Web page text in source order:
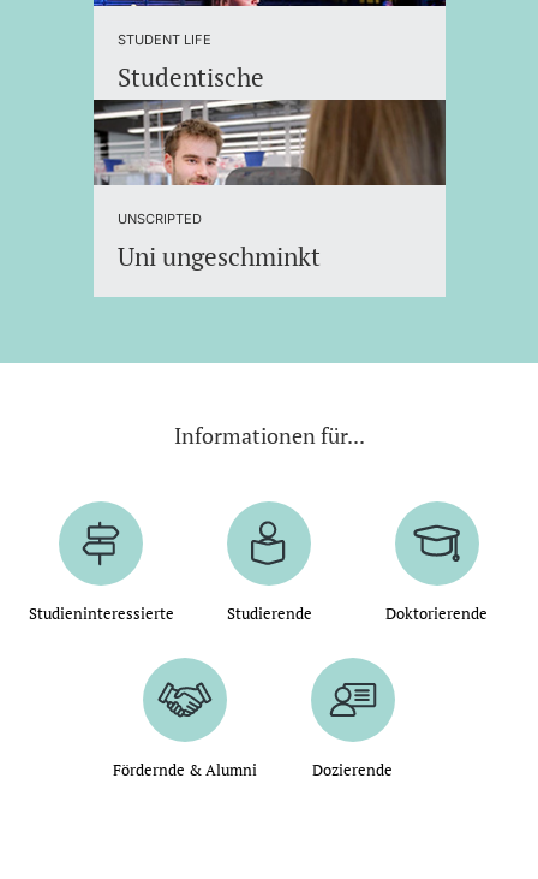
STUDENT LIFE
Studentische
Organisationen
UNSCRIPTED
Uni ungeschminkt
Informationen für...
Studieninteressierte Studierende Doktorierende
Fördernde & Alumni Dozierende